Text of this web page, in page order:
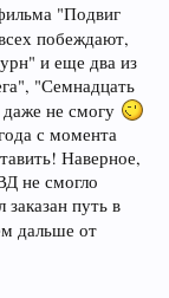
больше про
про подвиги и
"Подвиг
побеждают,
и еще два из
"Семнадцать
не смогу
с момента
Наверное,
не смогло
путь в
дальше от